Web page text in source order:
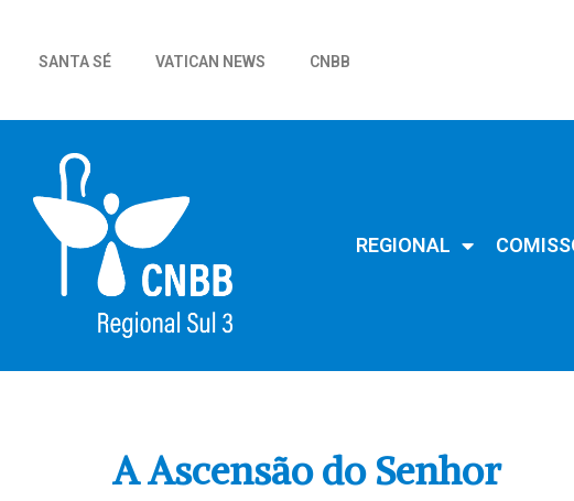
SANTA SÉ VATICAN NEWS CNBB
REGIONAL
A Ascensão do Senhor